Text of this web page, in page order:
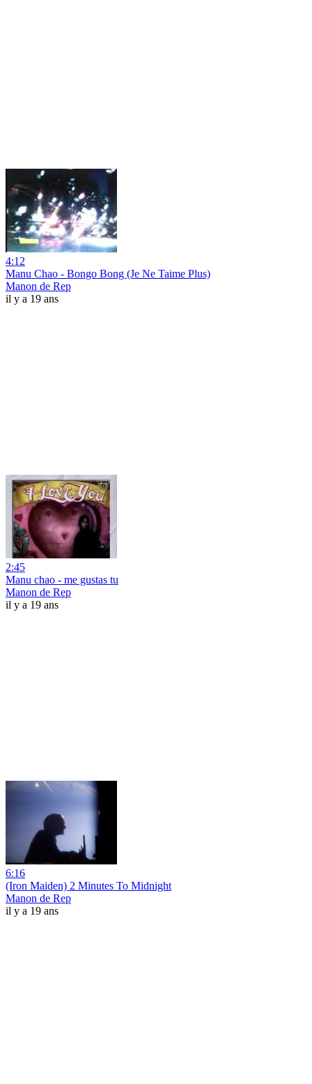
4:12
Manu Chao - Bongo Bong (Je Ne Taime Plus)
Manon de Rep
il y a 19 ans
2:45
Manu chao - me gustas tu
Manon de Rep
il y a 19 ans
6:16
(Iron Maiden) 2 Minutes To Midnight
Manon de Rep
il y a 19 ans